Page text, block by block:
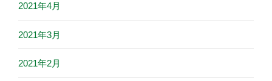
2021年4月
2021年3月
2021年2月